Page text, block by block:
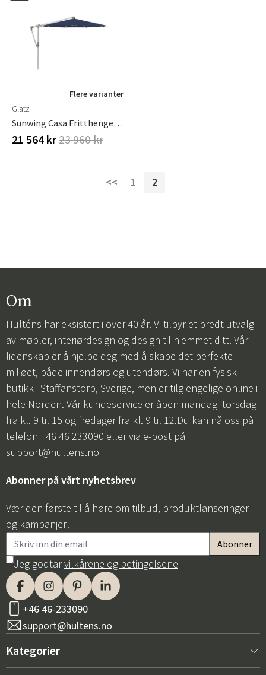
Flere varianter
Glatz
Sunwing Casa Fritthengende Parasoll 330 X 330 Cm Kat.5 Anodisert Aluminium / 530 Atlantic Glatz
21 564 kr23 960 kr
<< 1 2
Om
Hulténs har eksistert i over 40 år. Vi tilbyr et bredt utvalg
av møbler, interiørdesign og design til hjemmet ditt. Vår
lidenskap er å hjelpe deg med å skape det perfekte
miljøet, både innendørs og utendørs. Vi har en fysisk
butikk i Staffanstorp, Sverige, men er tilgjengelige online i
hele Norden. Vår kundeservice er åpen mandag–torsdag
fra kl. 9 til 15 og fredager fra kl. 9 til 12.Du kan nå oss på
telefon +46 46 233090 eller via e-post på
support@hultens.no
Abonner på vårt nyhetsbrev
Vær den første til å høre om tilbud, produktlanseringer
og kampanjer!
Jeg godtarvilkårene og betingelsene
+46 46-233090
support@hultens.no
Kategorier